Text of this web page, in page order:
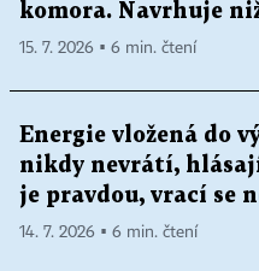
komora. Navrhuje
15. 7. 2026 ▪ 6 min. čtení
Energie vložená do
nikdy nevrátí,
je pravdou, vrací se
14. 7. 2026 ▪ 6 min. čtení